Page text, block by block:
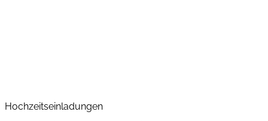
Hochzeitseinladungen